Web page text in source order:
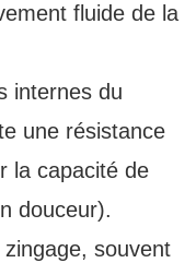
fluide de la
internes du
une résistance
la capacité de
douceur).
souvent